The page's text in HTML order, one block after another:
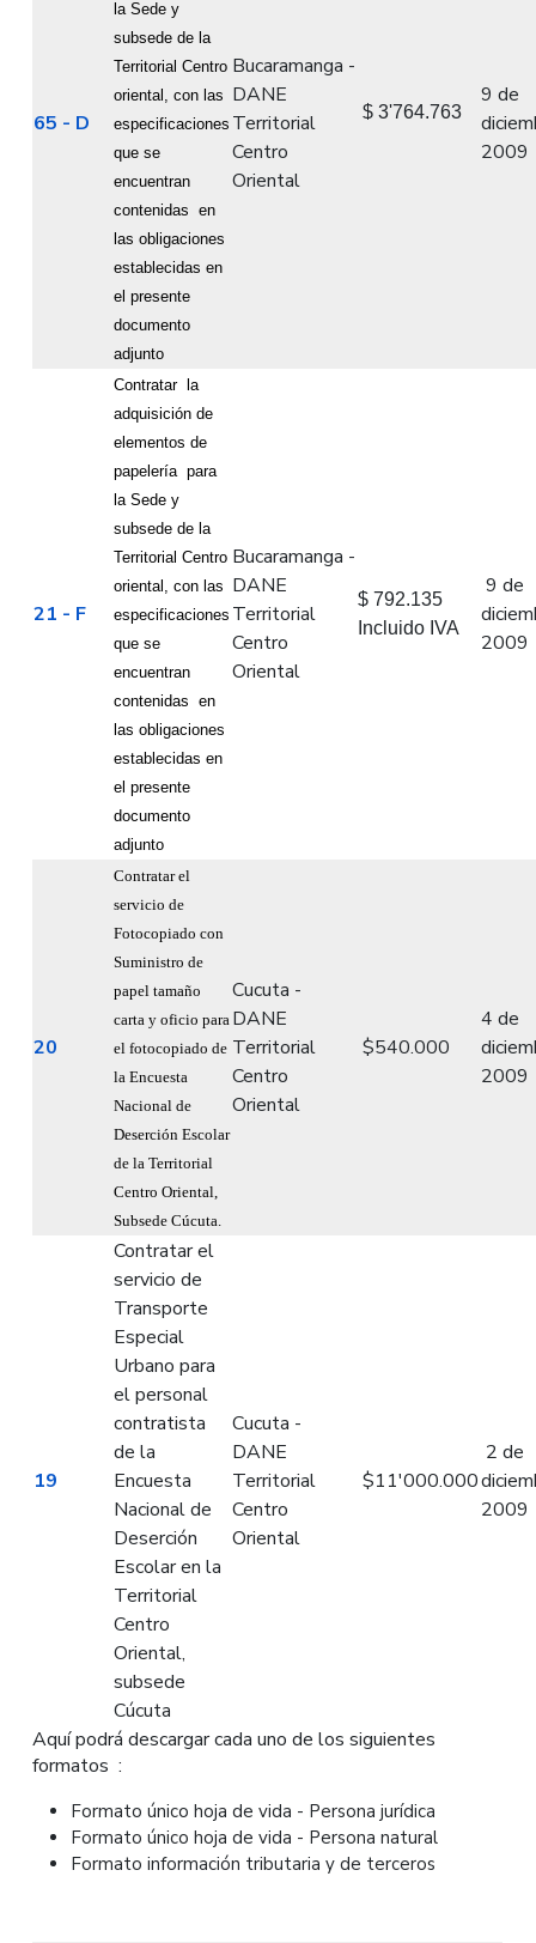
65 - D
la Sede y
subsede de la
Territorial Centro
oriental, con las
especificaciones
que se
encuentran
contenidas
en
las obligaciones
establecidas en
el presente
documento
adjunto
Bucaramanga -
DANE
Territorial
Centro
Oriental
$ 3'764.763
9 de
2009
21 - F
Contratar
la
adquisición de
elementos de
papelería para
la Sede y
subsede de la
Territorial Centro
oriental, con las
especificaciones
que se
encuentran
contenidas
en
las obligaciones
establecidas en
el presente
documento
adjunto
Bucaramanga -
DANE
Territorial
Centro
Oriental
$ 792.135
Incluido IVA
9 de
2009
20
Contratar el
servicio de
Fotocopiado con
Suministro de
papel tamaño
carta y oficio para
el fotocopiado de
la Encuesta
Nacional de
Deserción Escolar
de la Territorial
Centro Oriental,
Subsede Cúcuta.
Cucuta -
DANE
Territorial
Centro
Oriental
$540.000
4 de
2009
19
Contratar el
servicio de
Transporte
Especial
Urbano para
el personal
contratista
de la
Encuesta
Nacional de
Deserción
Escolar en la
Territorial
Centro
Oriental,
subsede
Cúcuta
Cucuta -
DANE
Territorial
Centro
Oriental
$11'000.000
2 de
2009
Aquí podrá descargar cada uno de los siguientes
formatos :
Formato único hoja de vida - Persona jurídica
Formato único hoja de vida - Persona natural
Formato información tributaria y de terceros